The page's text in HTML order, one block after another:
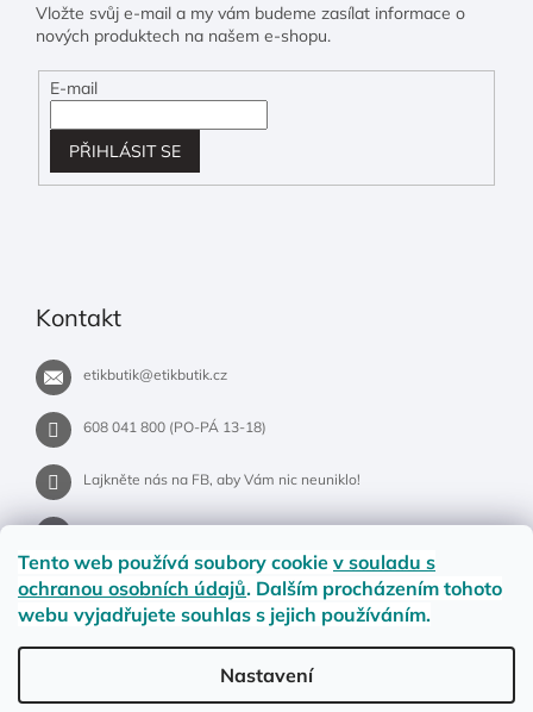
Tento web používá soubory cookie v souladu s
ochranou osobních údajů. Dalším procházením tohoto
webu vyjadřujete souhlas s jejich používáním.
Nastavení
Vložte svůj e-mail a my vám budeme zasílat informace o
nových produktech na našem e-shopu.
E-mail
PŘIHLÁSIT SE
Kontakt
etikbutik@etikbutik.cz
608 041 800 (PO-PÁ 13-18)
Lajkněte nás na FB, aby Vám nic neuniklo!
Jak na vrácení nebo reklamaci?
Obchodní podmínky Ochrana osobních údajů